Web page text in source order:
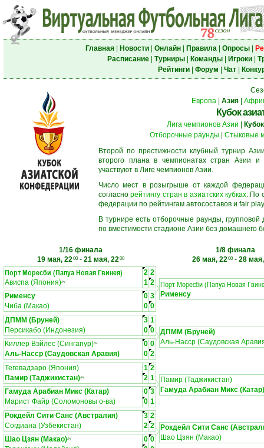
Главная| Новости| Онлайн| Правила| Опросы|
Расписание| Турниры| Команды| Игроки|
Рейтинги| Форум Чат|
Европа
Азия
Кубок
Лига чемпионов Азии
Отборочные раунды
Стыковые
Второй по престижности клубный турнир
второго плана в чемпионатах стран Азии
участвуют в Лиге чемпионов Азии.
Число мест в розыгрыше от каждой
согласнорейтингу стран в азиатских кубках. По
федерации по рейтингам автосоставов и fair
В турнире есть отборочные раунды,
по вместимости стадионе Азии без домашнего
1/16 финала
19 мая, 2200- 21 мая, 2200
1/8 финала
26 мая, 2200- 28
Порт Моресби (Папуа Новая Гвинея) 2 2
Ависпа (Япония)ЛЧ 1 2
Рименсу
0 3
Чиба (Макао)
0 0
Порт Моресби (Папуа Новая
Рименсу
ДПММ (Бруней) 3 1
Персикабо (Индонезия)
0 0
Киллер Вэйлес (Сингапур)ЛЧ 0 0
Аль-Насср (Саудовская Аравия)
0 2
ДПММ (Бруней)
Аль-Насср (Саудовская
Тегевадзаро (Япония) 1 2
Памир (Таджикистан)ЛЧ 2 1
Гамуда Арабиан Микс (Катар)
0 3
Марист Файр (Соломоновы о-ва)
0 1
Памир (Таджикистан)
Гамуда Арабиан Микс (Катар)
Рокдейл Сити Санс (Австралия) 3 2
Согдиана (Узбекистан)
2 2
Шао Цзян (Макао)ЛЧ 0 0
Рокдейл Сити Санс
Шао Цзян (Макао)